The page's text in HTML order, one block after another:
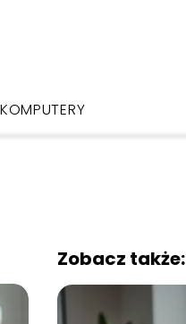
KOMPUTERY
Zobacz także: